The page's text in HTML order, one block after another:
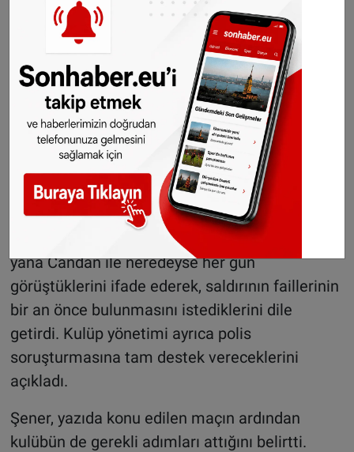
edilemez bir suç olduğunu söyledi ve anne ile
oğluna destek mesajı verdi.
ASV De Dijk saldırıyı kınadı
ASV De Dijk Kulübü yönetimi de saldırıyı sert
sözlerle kınadı. Kulüp Başkanı Kamber Şener,
olayın ardından Yeşim Candan ile doğrudan
iletişime geçtiğini belirterek yaşananlardan
büyük üzüntü duyduklarını söyledi.
Şener, köşe yazısının yayımlanmasından bu
yana Candan ile neredeyse her gün
görüştüklerini ifade ederek, saldırının faillerinin
bir an önce bulunmasını istediklerini dile
getirdi. Kulüp yönetimi ayrıca polis
soruşturmasına tam destek vereceklerini
açıkladı.
Şener, yazıda konu edilen maçın ardından
kulübün de gerekli adımları attığını belirtti.